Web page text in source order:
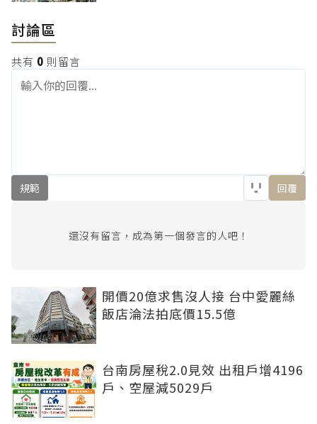
討論區
共有 0 則留言
規範 回覆
還沒有留言，成為第一個發言的人吧！
開價20億求售沒人接 台中愛麗絲
飯店淪法拍底價15.5億
台南房屋稅2.0見效 出租戶增4196
戶、空屋減5029戶